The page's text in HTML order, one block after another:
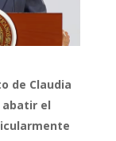
de Claudia
abatir el